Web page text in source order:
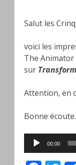
Salut les
voici les
The
sur
Attention, en
Bonne écoute.
Lecteur
audio
00:00